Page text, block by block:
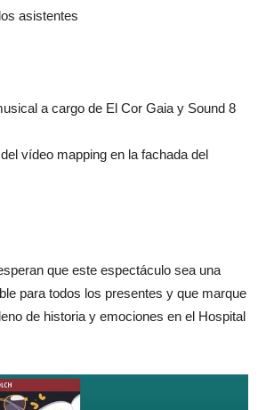
asistentes
a cargo de El Cor Gaia y Sound 8
vídeo mapping en la fachada del
que este espectáculo sea una
para todos los presentes y que marque
de historia y emociones en el Hospital